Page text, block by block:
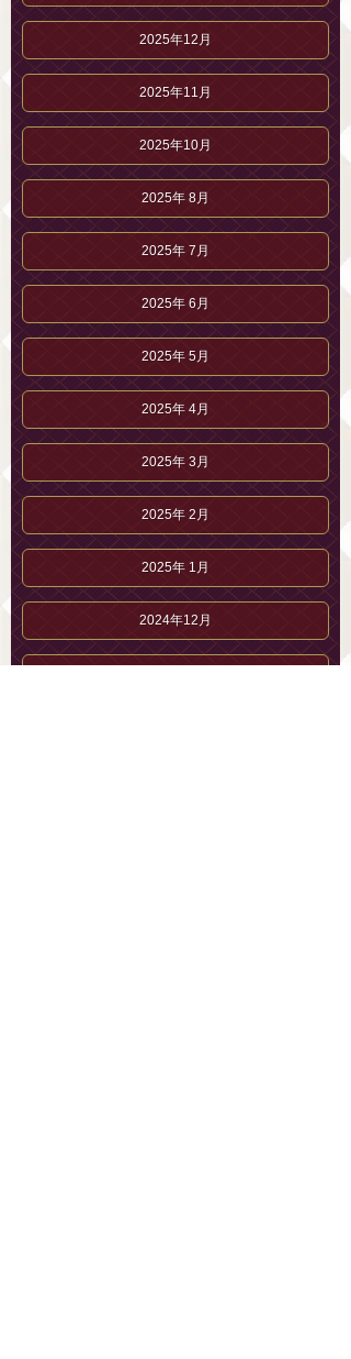
2025年12月
2025年11月
2025年10月
2025年 8月
2025年 7月
2025年 6月
2025年 5月
2025年 4月
2025年 3月
2025年 2月
2025年 1月
2024年12月